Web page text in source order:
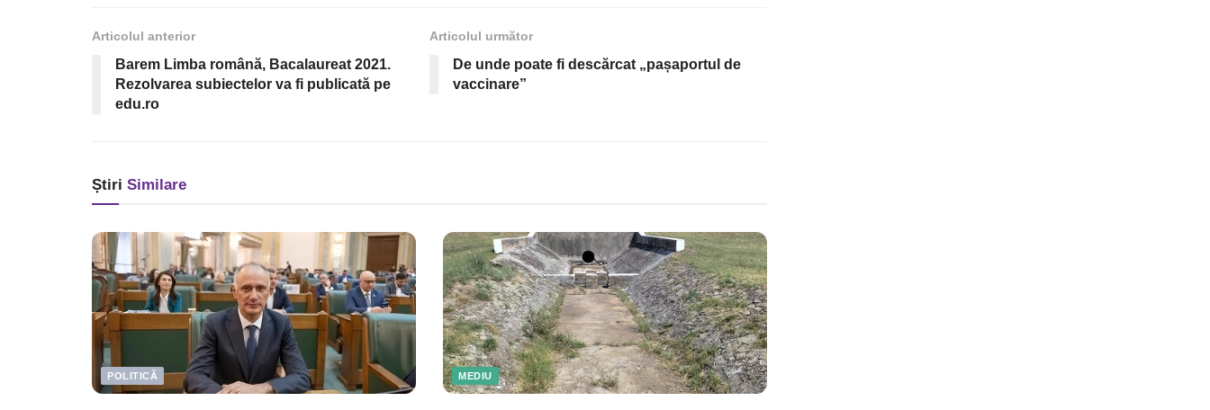
Articolul anterior
Barem Limba română, Bacalaureat 2021.
Rezolvarea subiectelor va fi publicată pe
edu.ro
Articolul următor
De unde poate fi descărcat „pașaportul de
vaccinare”
Știri Similare
POLITICĂ MEDIU